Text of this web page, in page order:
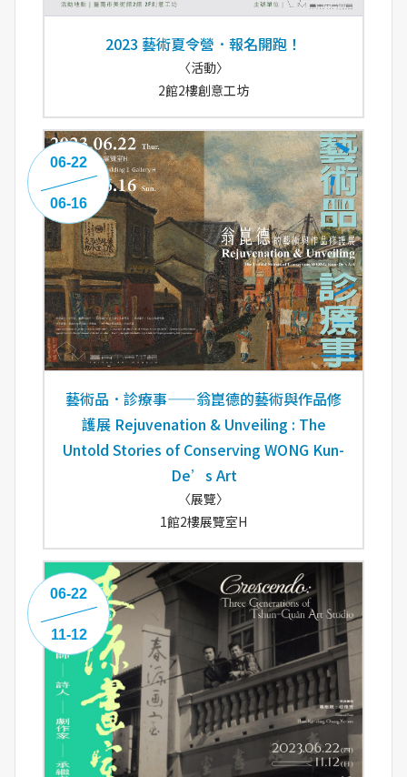
2023 藝術夏令營．報名開跑！
〈活動〉
2館2樓創意工坊
藝術品．診療事——翁崑德的藝術與作品修
護展 Rejuvenation & Unveiling : The
Untold Stories of Conserving WONG Kun-
De’s Art
〈展覽〉
1館2樓展覽室H
06-22
06-16
06-22
11-12